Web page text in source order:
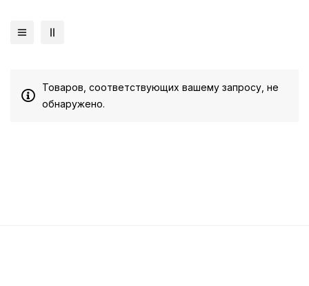
Товаров, соответствующих вашему запросу, не
обнаружено.